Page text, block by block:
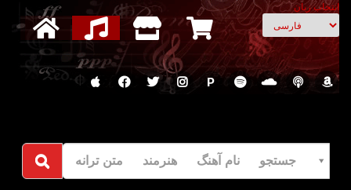
انتخاب زبان
P
جستجو نام آهنگ هنرمند متن ترانه